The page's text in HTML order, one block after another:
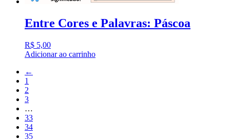
Entre Cores e Palavras: Páscoa
R$ 5,00
Adicionar ao carrinho
←
1
2
3
…
33
34
35